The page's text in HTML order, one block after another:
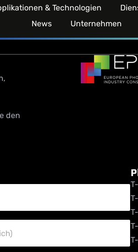
& Technologien
News
Unternehmen
den